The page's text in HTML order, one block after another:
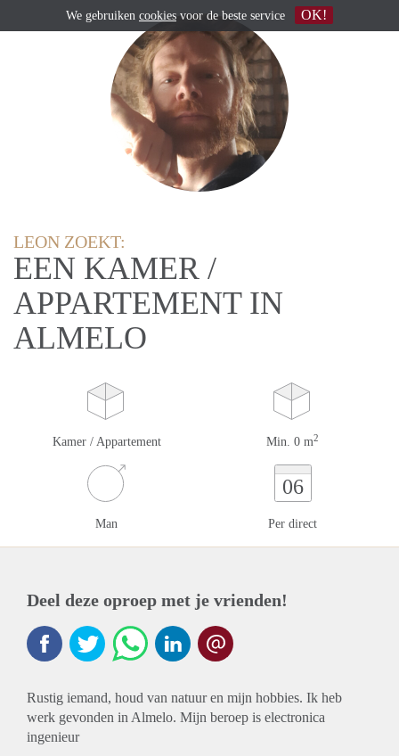
LEON ZOEKT:
EEN KAMER /
APPARTEMENT IN
ALMELO
Kamer / Appartement Min. 0 m2
Man
06
Per direct
Deel deze oproep met je vrienden!
Rustig iemand, houd van natuur en mijn hobbies. Ik heb
werk gevonden in Almelo. Mijn beroep is electronica
ingenieur
We gebruiken cookies voor de beste service OK!